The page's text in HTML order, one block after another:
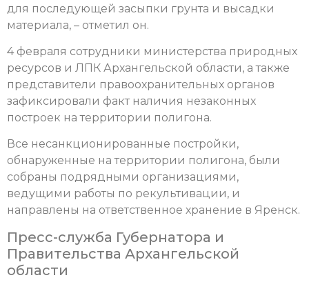
для последующей засыпки грунта и​ высадки
материала,​ – отметил он.
4 февраля​ сотрудники министерства природных
ресурсов и ЛПК Архангельской области, а также
представители​ правоохранительных органов
зафиксировали факт наличия незаконных
построек на территории полигона.
Все несанкционированные постройки,
обнаруженные на территории полигона, были
собраны подрядными организациями,
ведущими работы по рекультивации, и
направлены на ответственное хранение в Яренск.
Пресс-служба Губернатора и
Правительства Архангельской
области